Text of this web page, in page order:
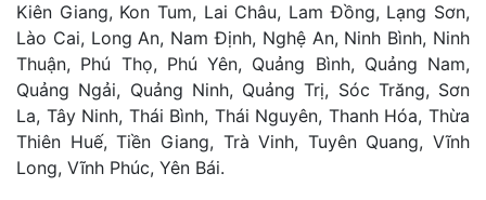
Kiên Giang, Kon Tum, Lai Châu, Lam Đồng, Lạng Sơn,
Lào Cai, Long An, Nam Định, Nghệ An, Ninh Bình, Ninh
Thuận, Phú Thọ, Phú Yên, Quảng Bình, Quảng Nam,
Quảng Ngải, Quảng Ninh, Quảng Trị, Sóc Trăng, Sơn
La, Tây Ninh, Thái Bình, Thái Nguyên, Thanh Hóa, Thừa
Thiên Huế, Tiền Giang, Trà Vinh, Tuyên Quang, Vĩnh
Long, Vĩnh Phúc, Yên Bái.